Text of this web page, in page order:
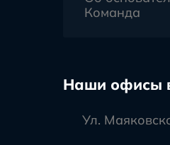
Команда
Наши офисы
Ул.